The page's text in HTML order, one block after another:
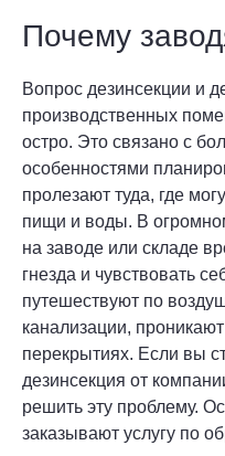
Почему
Вопрос дезинсекции и
производственных
остро. Это связано с
особенностями
пролезают туда, где
пищи и воды. В
на заводе или складе
гнезда и чувствовать
путешествуют по
канализации,
перекрытиях. Если вы
дезинсекция от
решить эту проблему.
заказывают услугу по